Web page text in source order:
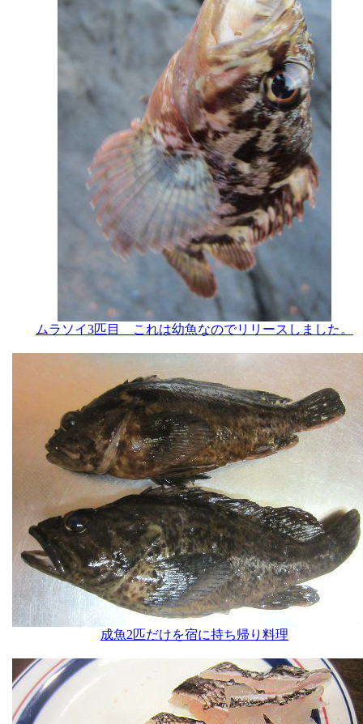
ムラソイ3匹目 これは幼魚なのでリリースしました。
成魚2匹だけを宿に持ち帰り料理